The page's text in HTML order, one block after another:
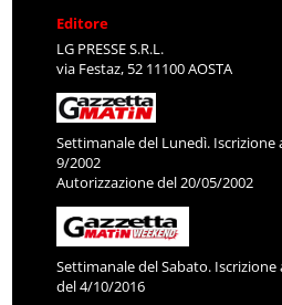
Editore
LG PRESSE S.R.L.
via Festaz, 52 11100 AOSTA
Settimanale del Lunedì. Iscrizione
9/2002
Autorizzazione del 20/05/2002
Settimanale del Sabato.
del 4/10/2016